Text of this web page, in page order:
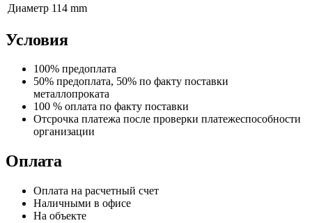
Диаметр 114 mm
Условия
100% предоплата
50% предоплата, 50% по факту поставки
металлопроката
100 % оплата по факту поставки
Отсрочка платежа после проверки платежеспособности
организации
Оплата
Оплата на расчетный счет
Наличными в офисе
На объекте